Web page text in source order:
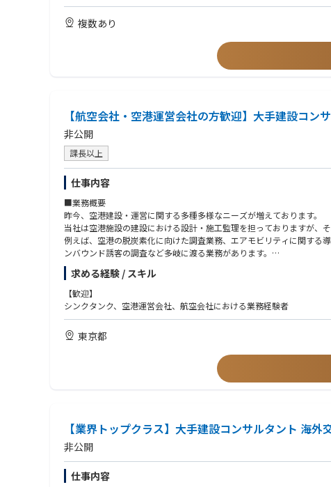
複数あり
【航空会社・空港運営会社の方歓迎】大手建設コン
非公開
課長以上
仕事内容
■業務概要
昨今、空港建設・運営に関する多種多様なニーズが増えております。
当社は空港施設の建設における設計・施工監理を担っておりますが、
例えば、空港の脱炭素化に向けた調査業務、エアモビリティに関する
ンバウンド誘客の調査など多岐に渡る業務があります。
なお、以前は空港民営化の調査業務の需要が多くあったりなど、その
のさらなるニーズを見つけ出し事業提案できる方を募集いたします。
求める経験 / スキル
【歓迎】
シンクタンク、空港運営会社、航空会社における業務経験者
東京都
【業界トップクラス】大手建設コンサルタント
非公開
仕事内容